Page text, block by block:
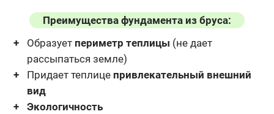
Преимущества фундамента из бруса:
Образует периметр теплицы (не дает
рассыпаться земле)
Придает теплице привлекательный внешний
вид
Экологичность